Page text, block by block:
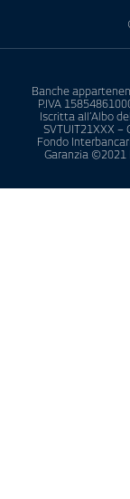
Banche
P.IVA
Iscritta all’Albo
SVTUIT21XXX –
Fondo
Garanzia ©2021